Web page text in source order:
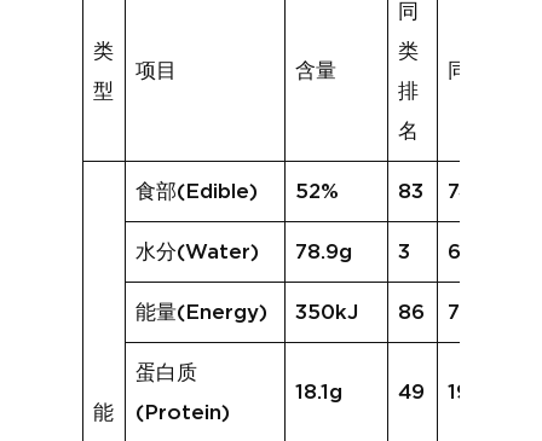
类
型
项目 含量
同
类
排
名
同类均值
能
食部(Edible) 52% 83 74%
水分(Water) 78.9g 3 67.0g
能量(Energy) 350kJ 86 720kJ
蛋白质
(Protein)
18.1g 49 19.4g